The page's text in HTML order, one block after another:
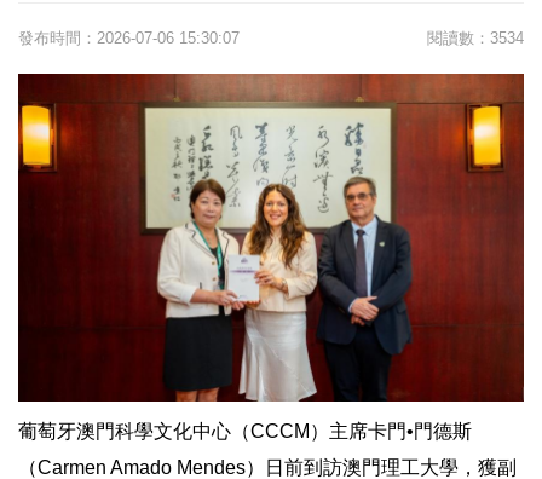
發布時間：2026-07-06 15:30:07 閱讀數：3534
葡萄牙澳門科學文化中心（CCCM）主席卡門•門德斯
（Carmen Amado Mendes）日前到訪澳門理工大學，獲副